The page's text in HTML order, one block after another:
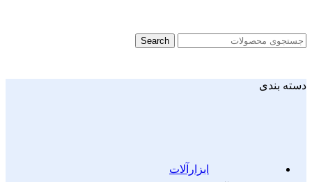
Search
دسته بندی
ابزارآلات